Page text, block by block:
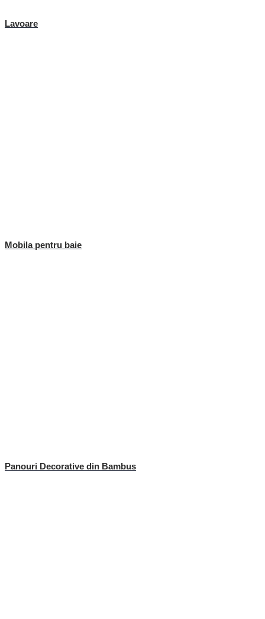
Lavoare
Mobila pentru baie
Panouri Decorative din Bambus